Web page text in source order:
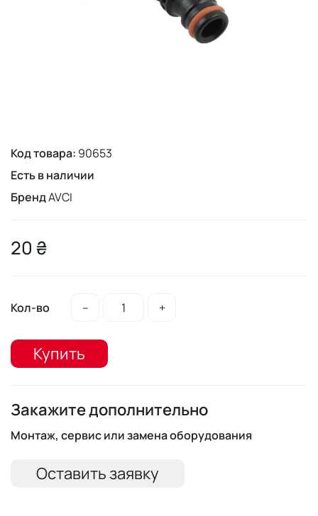
Код товара: 90653
Есть в наличии
БрендAVCI
20 ₴
Кол-во – +
Купить
Закажите дополнительно
Монтаж, сервис или замена оборудования
Оставить заявку